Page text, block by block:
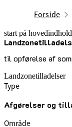
Forside
start på hovedindhold
til opførelse af
senest opdateret 18.
Landzonetilladelser
Type
Afgørelser og
Område